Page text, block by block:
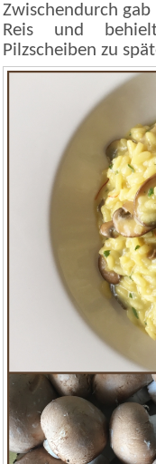
Zwischendurch
Reis und
Pilzscheiben zu